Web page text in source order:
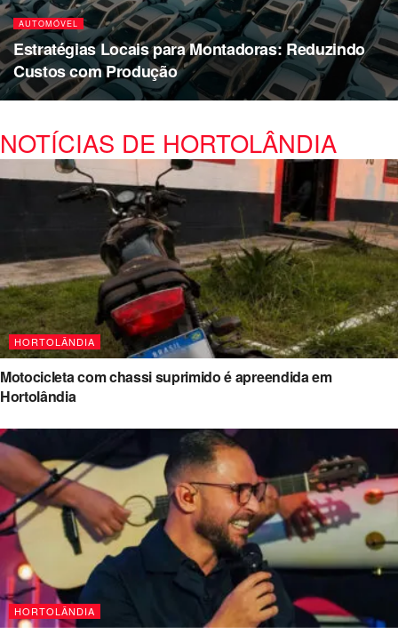
AUTOMÓVEL
Estratégias Locais para Montadoras: Reduzindo
Custos com Produção
NOTÍCIAS DE HORTOLÂNDIA
HORTOLÂNDIA
Motocicleta com chassi suprimido é apreendida em
Hortolândia
HORTOLÂNDIA